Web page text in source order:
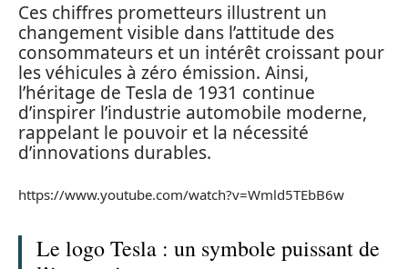
Ces chiffres prometteurs illustrent un
changement visible dans l’attitude des
consommateurs et un intérêt croissant pour
les véhicules à zéro émission. Ainsi,
l’héritage de Tesla de 1931 continue
d’inspirer l’industrie automobile moderne,
rappelant le pouvoir et la nécessité
d’innovations durables.
https://www.youtube.com/watch?v=Wmld5TEbB6w
Le logo Tesla : un symbole puissant de